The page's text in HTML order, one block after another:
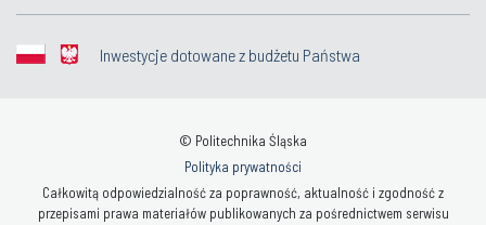
Inwestycje dotowane z budżetu Państwa
© Politechnika Śląska
Polityka prywatności
Całkowitą odpowiedzialność za poprawność, aktualność i zgodność z
przepisami prawa materiałów publikowanych za pośrednictwem serwisu